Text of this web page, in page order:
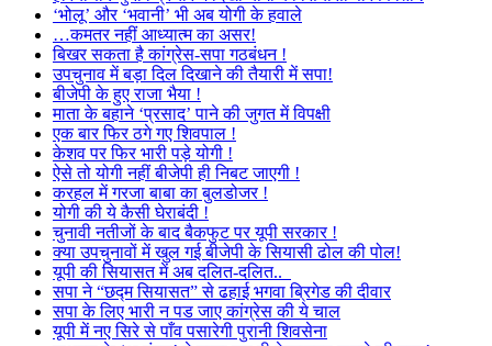
‘भोलू’ और ‘भवानी’ भी अब योगी के हवाले
…कमतर नहीं आध्यात्म का असर!
बिखर सकता है कांग्रेस-सपा गठबंधन !
उपचुनाव में बड़ा दिल दिखाने की तैयारी में सपा!
बीजेपी के हुए राजा भैया !
माता के बहाने ‘प्रसाद’ पाने की जुगत में विपक्षी
एक बार फिर ठगे गए शिवपाल !
केशव पर फिर भारी पड़े योगी !
ऐसे तो योगी नहीं बीजेपी ही निबट जाएगी !
करहल में गरजा बाबा का बुलडोजर !
योगी की ये कैसी घेराबंदी !
चुनावी नतीजों के बाद बैकफुट पर यूपी सरकार !
क्या उपचुनावों में खुल गई बीजेपी के सियासी ढोल की पोल!
यूपी की सियासत में अब दलित-दलित..
सपा ने “छद्म सियासत” से ढहाई भगवा ब्रिगेड की दीवार
सपा के लिए भारी न पड जाए कांग्रेस की ये चाल
यूपी में नए सिरे से पाँव पसारेगी पुरानी शिवसेना